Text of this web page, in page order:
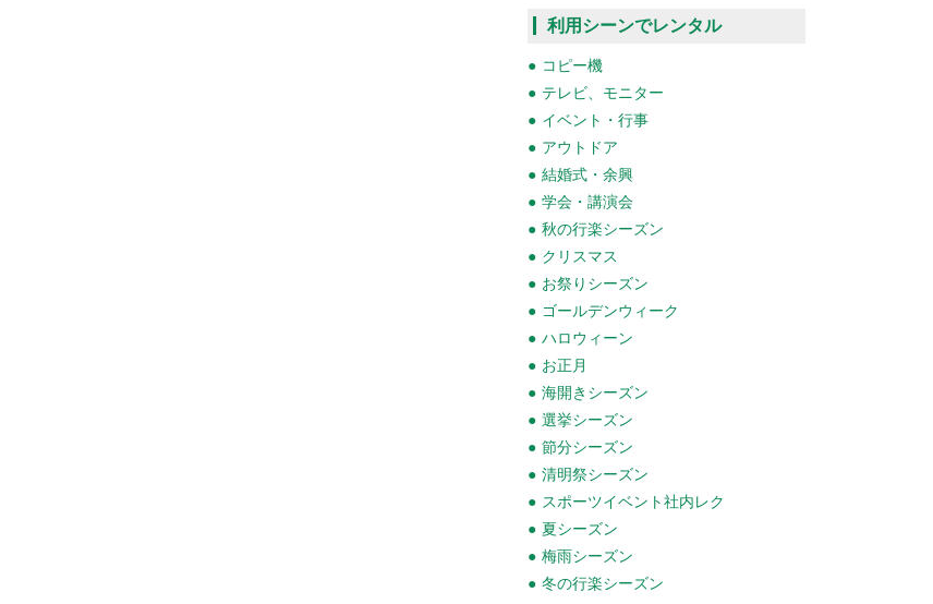
利用シーンでレンタル
コピー機
テレビ、モニター
イベント・行事
アウトドア
結婚式・余興
学会・講演会
秋の行楽シーズン
クリスマス
お祭りシーズン
ゴールデンウィーク
ハロウィーン
お正月
海開きシーズン
選挙シーズン
節分シーズン
清明祭シーズン
スポーツイベント社内レク
夏シーズン
梅雨シーズン
冬の行楽シーズン